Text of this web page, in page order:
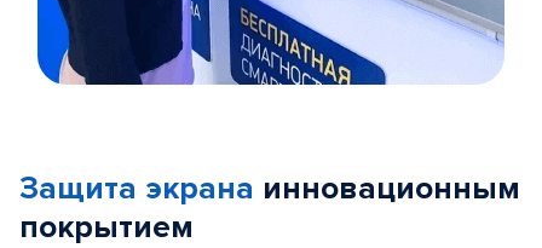
5
Защита экрана инновационным
покрытием